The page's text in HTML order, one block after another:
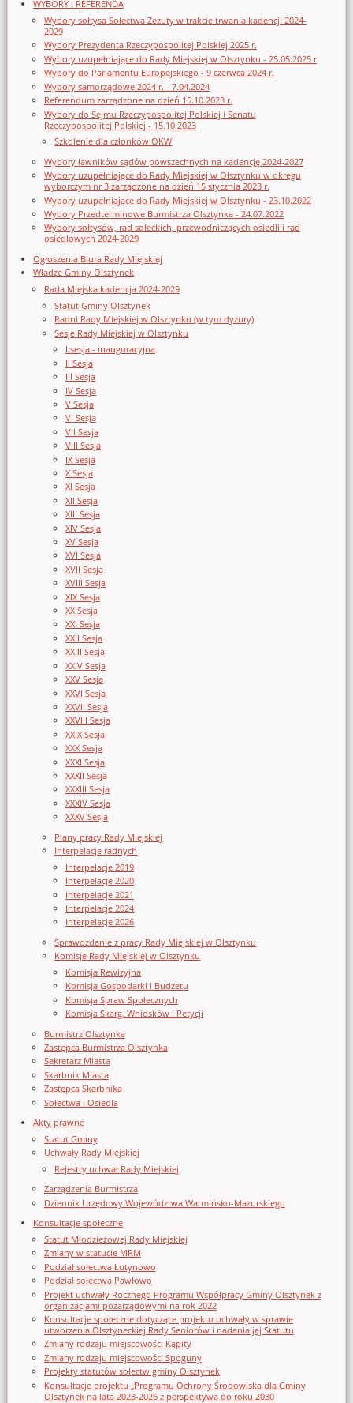
WYBORY I REFERENDA
Wybory sołtysa Sołectwa Zezuty w trakcie trwania kadencji 2024-
2029
Wybory Prezydenta Rzeczypospolitej Polskiej 2025 r.
Wybory uzupełniające do Rady Miejskiej w Olsztynku - 25.05.2025 r
Wybory do Parlamentu Europejskiego - 9 czerwca 2024 r.
Wybory samorządowe 2024 r. - 7.04.2024
Referendum zarządzone na dzień 15.10.2023 r.
Wybory do Sejmu Rzeczypospolitej Polskiej i Senatu
Rzeczypospolitej Polskiej - 15.10.2023
Szkolenie dla członków OKW
Wybory ławników sądów powszechnych na kadencję 2024-2027
Wybory uzupełniające do Rady Miejskiej w Olsztynku w okręgu
wyborczym nr 3 zarządzone na dzień 15 stycznia 2023 r.
Wybory uzupełniające do Rady Miejskiej w Olsztynku - 23.10.2022
Wybory Przedterminowe Burmistrza Olsztynka - 24.07.2022
Wybory sołtysów, rad sołeckich, przewodniczących osiedli i rad
osiedlowych 2024-2029
Ogłoszenia Biura Rady Miejskiej
Władze Gminy Olsztynek
Rada Miejska kadencja 2024-2029
Statut Gminy Olsztynek
Radni Rady Miejskiej w Olsztynku (w tym dyżury)
Sesje Rady Miejskiej w Olsztynku
I sesja - inauguracyjna
II Sesja
III Sesja
IV Sesja
V Sesja
VI Sesja
VII Sesja
VIII Sesja
IX Sesja
X Sesja
XI Sesja
XII Sesja
XIII Sesja
XIV Sesja
XV Sesja
XVI Sesja
XVII Sesja
XVIII Sesja
XIX Sesja
XX Sesja
XXI Sesja
XXII Sesja
XXIII Sesja
XXIV Sesja
XXV Sesja
XXVI Sesja
XXVII Sesja
XXVIII Sesja
XXIX Sesja
XXX Sesja
XXXI Sesja
XXXII Sesja
XXXIII Sesja
XXXIV Sesja
XXXV Sesja
Plany pracy Rady Miejskiej
Interpelacje radnych
Interpelacje 2019
Interpelacje 2020
Interpelacje 2021
Interpelacje 2024
Interpelacje 2026
Sprawozdanie z pracy Rady Miejskiej w Olsztynku
Komisje Rady Miejskiej w Olsztynku
Komisja Rewizyjna
Komisja Gospodarki i Budżetu
Komisja Spraw Społecznych
Komisja Skarg, Wniosków i Petycji
Burmistrz Olsztynka
Zastępca Burmistrza Olsztynka
Sekretarz Miasta
Skarbnik Miasta
Zastępca Skarbnika
Sołectwa i Osiedla
Akty prawne
Statut Gminy
Uchwały Rady Miejskiej
Rejestry uchwał Rady Miejskiej
Zarządzenia Burmistrza
Dziennik Urzędowy Województwa Warmińsko-Mazurskiego
Konsultacje społeczne
Statut Młodzieżowej Rady Miejskiej
Zmiany w statucie MRM
Podział sołectwa Łutynowo
Podział sołectwa Pawłowo
Projekt uchwały Rocznego Programu Współpracy Gminy Olsztynek z
organizacjami pozarządowymi na rok 2022
Konsultacje społeczne dotyczące projektu uchwały w sprawie
utworzenia Olsztyneckiej Rady Seniorów i nadania jej Statutu
Zmiany rodzaju miejscowości Kąpity
Zmiany rodzaju miejscowości Spoguny
Projekty statutów sołectw gminy Olsztynek
Konsultacje projektu „Programu Ochrony Środowiska dla Gminy
Olsztynek na lata 2023-2026 z perspektywą do roku 2030